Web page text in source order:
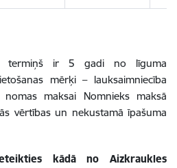
termiņš ir 5 gadi no līguma
mērķi – lauksaimniecība
maksai Nomnieks maksā
vērtības un nekustamā īpašuma
kādā no Aizkraukles